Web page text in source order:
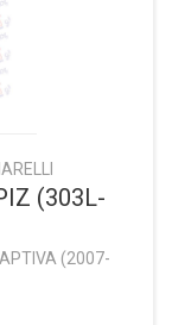
(303L-
(2007-